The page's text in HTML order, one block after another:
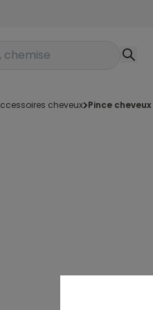
produit
accessoires cheveux pince